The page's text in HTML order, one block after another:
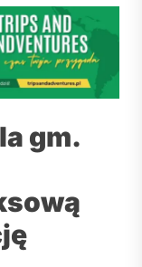
gm.